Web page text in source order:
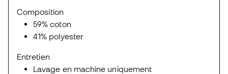
Composition
59% coton
41% polyester
Entretien
Lavage en machine uniquement